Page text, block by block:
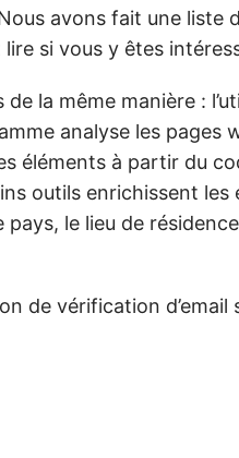
avons fait une liste
si vous y êtes
la même manière :
analyse les pages
éléments à partir du
outils enrichissent
le lieu de
de vérification d’email